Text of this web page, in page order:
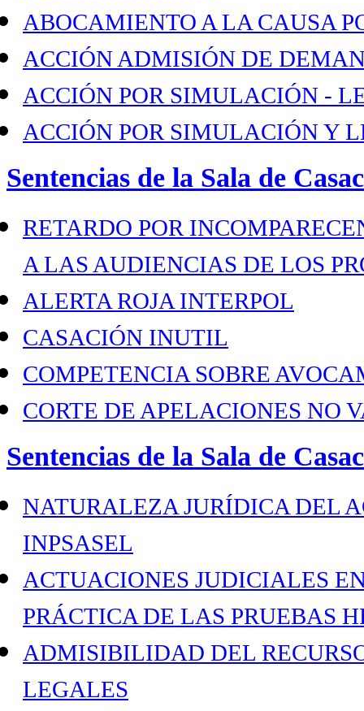
ABOCAMIENTO A LA CAUSA
ACCIÓN ADMISIÓN DE
ACCIÓN POR SIMULACIÓN -
ACCIÓN POR SIMULACIÓN Y
Sentencias de la Sala de
RETARDO POR
A LAS AUDIENCIAS DE LOS
ALERTA ROJA INTERPOL
CASACIÓN INUTIL
COMPETENCIA SOBRE
CORTE DE APELACIONES NO
Sentencias de la Sala de
NATURALEZA JURÍDICA DEL
INPSASEL
ACTUACIONES JUDICIALES
PRÁCTICA DE LAS PRUEBAS
ADMISIBILIDAD DEL
LEGALES